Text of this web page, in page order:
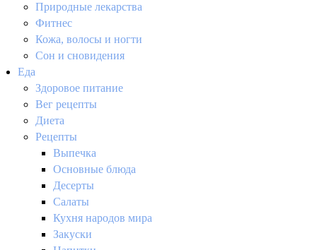
Природные лекарства
Фитнес
Кожа, волосы и ногти
Сон и сновидения
Еда
Здоровое питание
Вег рецепты
Диета
Рецепты
Выпечка
Основные блюда
Десерты
Салаты
Кухня народов мира
Закуски